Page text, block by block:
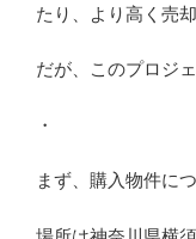
たり、より高く売
だが、このプロジ
・
まず、購入物件に